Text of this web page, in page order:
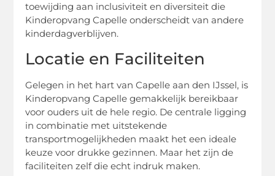
toewijding aan inclusiviteit en diversiteit die
Kinderopvang Capelle onderscheidt van andere
kinderdagverblijven.
Locatie en Faciliteiten
Gelegen in het hart van Capelle aan den IJssel, is
Kinderopvang Capelle gemakkelijk bereikbaar
voor ouders uit de hele regio. De centrale ligging
in combinatie met uitstekende
transportmogelijkheden maakt het een ideale
keuze voor drukke gezinnen. Maar het zijn de
faciliteiten zelf die echt indruk maken.